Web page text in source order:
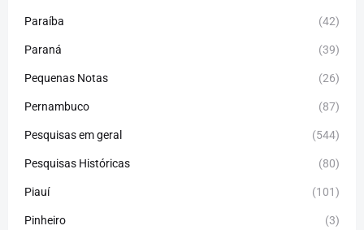
Paraíba (42)
Paraná (39)
Pequenas Notas (26)
Pernambuco (87)
Pesquisas em geral (544)
Pesquisas Históricas (80)
Piauí (101)
Pinheiro (3)